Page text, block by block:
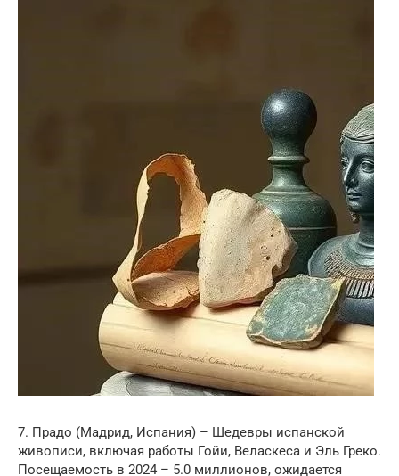
7. Прадо (Мадрид, Испания) – Шедевры испанской
живописи, включая работы Гойи, Веласкеса и Эль Греко.
Посещаемость в 2024 – 5.0 миллионов, ожидается